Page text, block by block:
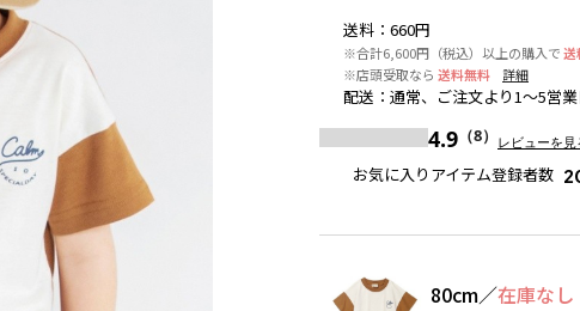
送料 ： 660円
※合計6,600円（税込）以上の購入で送
※店頭受取なら 送料無料 詳細
配送 ： 通常、ご注文より1～5営
4.9 （8） レビューを見
お気に入りアイテム登録者数
80cm／在庫なし